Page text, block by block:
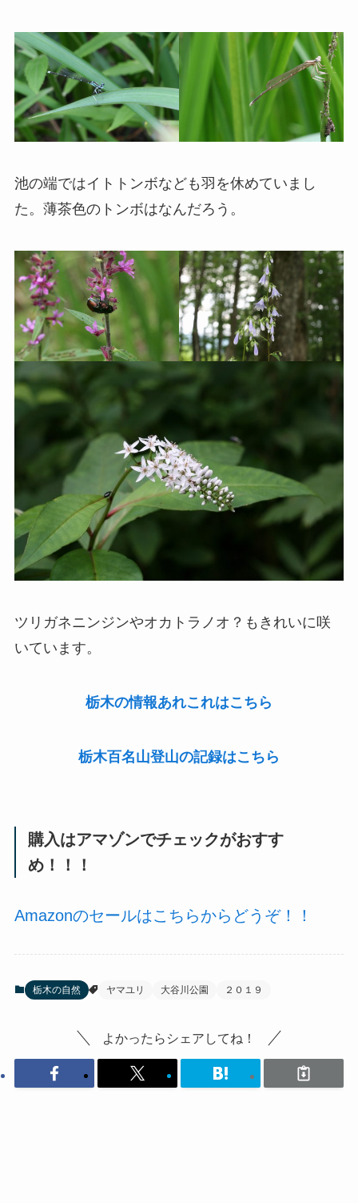
池の端ではイトトンボなども羽を休めていまし
た。薄茶色のトンボはなんだろう。
ツリガネニンジンやオカトラノオ？もきれいに咲
いています。
栃木の情報あれこれはこちら
栃木百名山登山の記録はこちら
購入はアマゾンでチェックがおすす
め！！！
Amazonのセールはこちらからどうぞ！！
栃木の自然 ヤマユリ 大谷川公園 ２０１９
よかったらシェアしてね！